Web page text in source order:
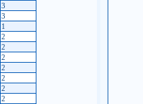
3
3
1
2
2
2
2
2
2
2